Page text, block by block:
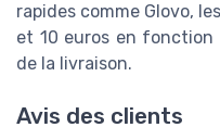
rapides comme Glovo,
et 10 euros en
de la livraison.
Avis des clients